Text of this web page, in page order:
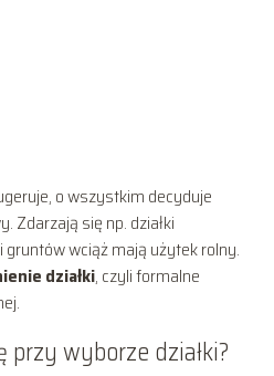
o wszystkim decyduje
Zdarzają się np. działki
wciąż mają użytek rolny.
działki, czyli formalne
przy wyborze działki?